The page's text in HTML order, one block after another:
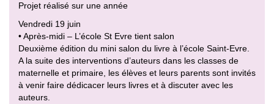
Projet réalisé sur une année
Vendredi 19 juin
• Après-midi – L’école St Evre tient salon
Deuxième édition du mini salon du livre à l’école Saint-Evre.
A la suite des interventions d’auteurs dans les classes de
maternelle et primaire, les élèves et leurs parents sont invités
à venir faire dédicacer leurs livres et à discuter avec les
auteurs.